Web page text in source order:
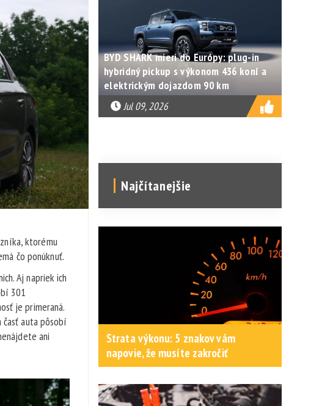
ktorému
čo ponúknuť.
Aj napriek ich
301
je primeraná.
časť auta pôsobí
ani
BYD SHARK mieri do Európy: plug-in
hybridný pickup s výkonom 436 koní a
elektrickým dojazdom 90 km
Jul 09, 2026
Najčítanejšie
Strata výkonu: 5 znakov vám
napovie, že musíte zakročiť